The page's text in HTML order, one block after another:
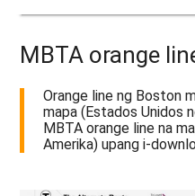
MBTA orange
Orange line ng Boston
mapa (Estados Unidos
MBTA orange line na
Amerika) upang i-